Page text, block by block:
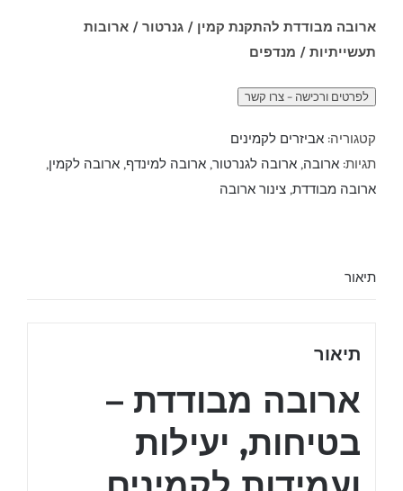
ארובה מבודדת להתקנת קמין / גנרטור / ארובות
תעשייתיות / מנדפים
קטגוריה: אביזרים לקמינים
תגיות: ארובה, ארובה לגנרטור, ארובה למינדף, ארובה לקמין,
ארובה מבודדת, צינור ארובה
תיאור
תיאור
ארובה מבודדת –
בטיחות, יעילות